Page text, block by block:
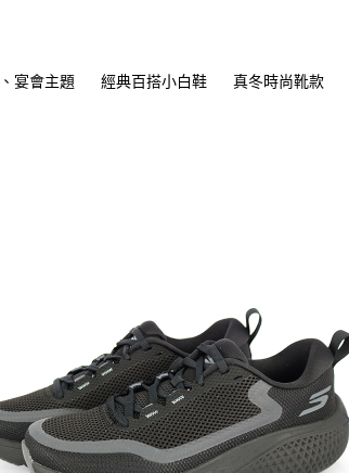
宴會主題 經典百搭小白鞋 真冬時尚靴款